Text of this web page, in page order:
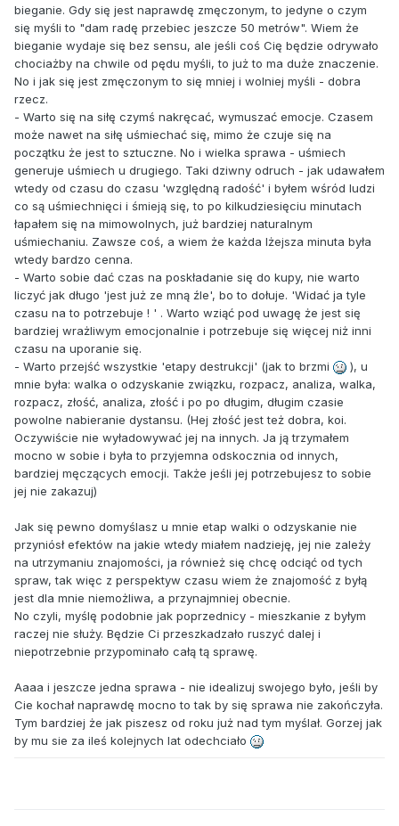
bieganie. Gdy się jest naprawdę zmęczonym, to jedyne o czym
się myśli to "dam radę przebiec jeszcze 50 metrów". Wiem że
bieganie wydaje się bez sensu, ale jeśli coś Cię będzie odrywało
chociażby na chwile od pędu myśli, to już to ma duże znaczenie.
No i jak się jest zmęczonym to się mniej i wolniej myśli - dobra
rzecz.
- Warto się na siłę czymś nakręcać, wymuszać emocje. Czasem
może nawet na siłę uśmiechać się, mimo że czuje się na
początku że jest to sztuczne. No i wielka sprawa - uśmiech
generuje uśmiech u drugiego. Taki dziwny odruch - jak udawałem
wtedy od czasu do czasu 'względną radość' i byłem wśród ludzi
co są uśmiechnięci i śmieją się, to po kilkudziesięciu minutach
łapałem się na mimowolnych, już bardziej naturalnym
uśmiechaniu. Zawsze coś, a wiem że każda lżejsza minuta była
wtedy bardzo cenna.
- Warto sobie dać czas na poskładanie się do kupy, nie warto
liczyć jak długo 'jest już ze mną źle', bo to dołuje. 'Widać ja tyle
czasu na to potrzebuje ! ' . Warto wziąć pod uwagę że jest się
bardziej wrażliwym emocjonalnie i potrzebuje się więcej niż inni
czasu na uporanie się.
- Warto przejść wszystkie 'etapy destrukcji' (jak to brzmi
), u
mnie była: walka o odzyskanie związku, rozpacz, analiza, walka,
rozpacz, złość, analiza, złość i po po długim, długim czasie
powolne nabieranie dystansu. (Hej złość jest też dobra, koi.
Oczywiście nie wyładowywać jej na innych. Ja ją trzymałem
mocno w sobie i była to przyjemna odskocznia od innych,
bardziej męczących emocji. Także jeśli jej potrzebujesz to sobie
jej nie zakazuj)
Jak się pewno domyślasz u mnie etap walki o odzyskanie nie
przyniósł efektów na jakie wtedy miałem nadzieję, jej nie zależy
na utrzymaniu znajomości, ja również się chcę odciąć od tych
spraw, tak więc z perspektyw czasu wiem że znajomość z byłą
jest dla mnie niemożliwa, a przynajmniej obecnie.
No czyli, myślę podobnie jak poprzednicy - mieszkanie z byłym
raczej nie służy. Będzie Ci przeszkadzało ruszyć dalej i
niepotrzebnie przypominało całą tą sprawę.
Aaaa i jeszcze jedna sprawa - nie idealizuj swojego było, jeśli by
Cie kochał naprawdę mocno to tak by się sprawa nie zakończyła.
Tym bardziej że jak piszesz od roku już nad tym myślał. Gorzej jak
by mu sie za ileś kolejnych lat odechciało